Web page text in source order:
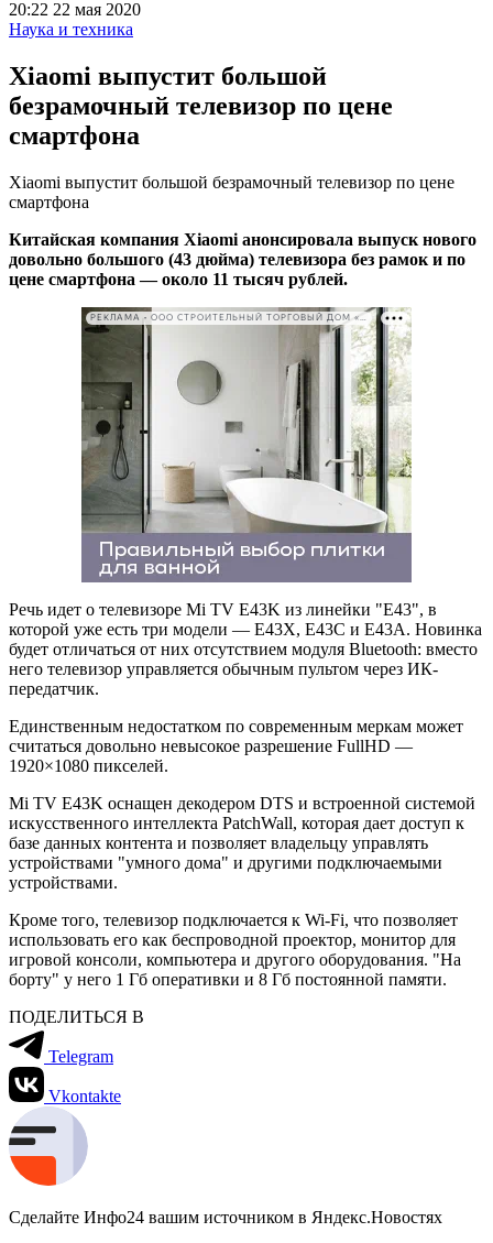
20:22 22 мая 2020
Наука и техника
Xiaomi выпустит большой
безрамочный телевизор по цене
смартфона
Xiaomi выпустит большой безрамочный телевизор по цене
смартфона
Китайская компания Xiaomi анонсировала выпуск нового
довольно большого (43 дюйма) телевизора без рамок и по
цене смартфона — около 11 тысяч рублей.
РЕКЛАМА • ООО СТРОИТЕЛЬНЫЙ ТОРГОВЫЙ ДОМ «ПЕТРОВИЧ». ИНН: 7802348846
Речь идет о телевизоре Mi TV E43K из линейки "Е43", в
которой уже есть три модели — E43X, E43C и E43A. Новинка
будет отличаться от них отсутствием модуля Bluetooth: вместо
него телевизор управляется обычным пультом через ИК-
передатчик.
Единственным недостатком по современным меркам может
считаться довольно невысокое разрешение FullHD —
1920×1080 пикселей.
Mi TV E43K оснащен декодером DTS и встроенной системой
искусственного интеллекта PatchWall, которая дает доступ к
базе данных контента и позволяет владельцу управлять
устройствами "умного дома" и другими подключаемыми
устройствами.
Кроме того, телевизор подключается к Wi-Fi, что позволяет
использовать его как беспроводной проектор, монитор для
игровой консоли, компьютера и другого оборудования. "На
борту" у него 1 Гб оперативки и 8 Гб постоянной памяти.
ПОДЕЛИТЬСЯ В
Telegram
Vkontakte
Сделайте Инфо24 вашим источником в Яндекс.Новостях